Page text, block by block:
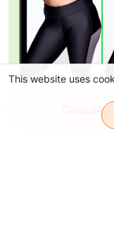
Создай
This website uses